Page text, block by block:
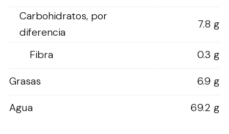
Carbohidratos, por
diferencia
7.8 g
Fibra
0.3 g
Grasas
6.9 g
Agua
69.2 g